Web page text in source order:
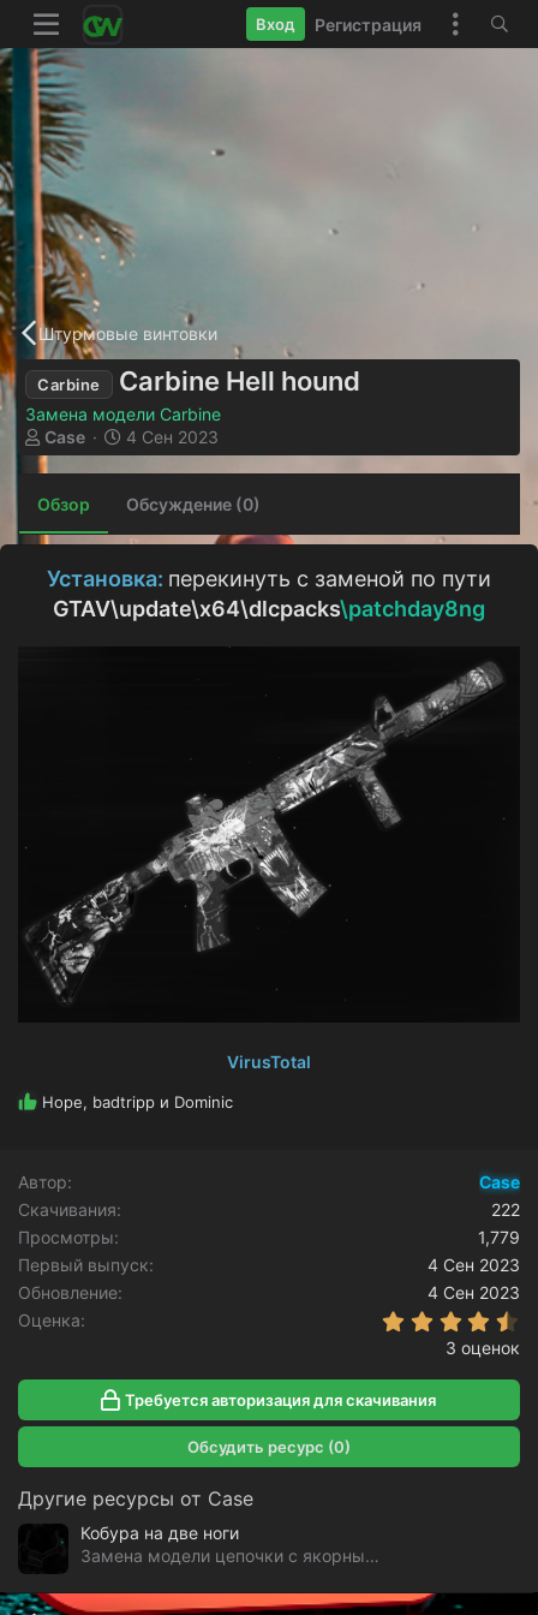
Вход Регистрация
Штурмовые винтовки
Carbine Carbine Hell hound
Замена модели Carbine
А
в
о
р
Case
Д
а
а
о
з
а
4 Сен 2023
Обзор Обсуждение (0)
Установка: перекинуть с заменой по пути
GTAV\update\x64\dlcpacks\patchday8ng
VirusTotal
Р
ц
и
и
Hope, badtripp и Dominic
Автор
Case
Скачивания
222
Просмотры
1,779
Первый выпуск
4 Сен 2023
Обновление
4 Сен 2023
Оценка
3 оценок
Требуется авторизация для скачивания
Обсудить ресурс (0)
Другие ресурсы от Case
Кобура на две ноги
Замена модели цепочки с якорным плетением на кобуру на две ноги